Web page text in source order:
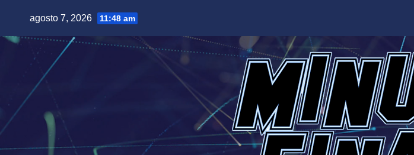
contenido
agosto 7, 2026 11:48 am